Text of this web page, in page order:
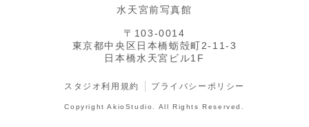
水天宮前写真館
〒103-0014
東京都中央区日本橋蛎殻町2-11-3
日本橋水天宮ビル1F
スタジオ利用規約 プライバシーポリシー
Copyright AkioStudio. All Rights Reserved.